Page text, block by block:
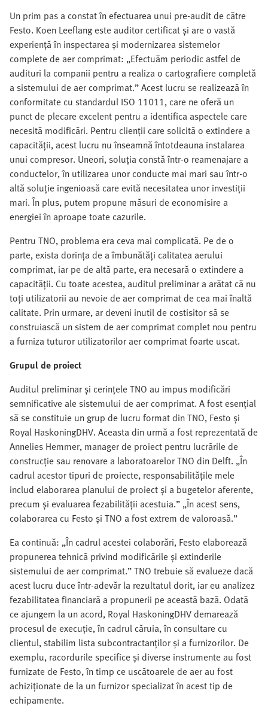
Un prim pas a constat în efectuarea unui pre-audit de către
Festo. Koen Leeflang este auditor certificat și are o vastă
experiență în inspectarea și modernizarea sistemelor
complete de aer comprimat: „Efectuăm periodic astfel de
audituri la companii pentru a realiza o cartografiere completă
a sistemului de aer comprimat.” Acest lucru se realizează în
conformitate cu standardul ISO 11011, care ne oferă un
punct de plecare excelent pentru a identifica aspectele care
necesită modificări. Pentru clienții care solicită o extindere a
capacității, acest lucru nu înseamnă întotdeauna instalarea
unui compresor. Uneori, soluția constă într-o reamenajare a
conductelor, în utilizarea unor conducte mai mari sau într-o
altă soluție ingenioasă care evită necesitatea unor investiții
mari. În plus, putem propune măsuri de economisire a
energiei în aproape toate cazurile.
Pentru TNO, problema era ceva mai complicată. Pe de o
parte, exista dorința de a îmbunătăți calitatea aerului
comprimat, iar pe de altă parte, era necesară o extindere a
capacității. Cu toate acestea, auditul preliminar a arătat că nu
toți utilizatorii au nevoie de aer comprimat de cea mai înaltă
calitate. Prin urmare, ar deveni inutil de costisitor să se
construiască un sistem de aer comprimat complet nou pentru
a furniza tuturor utilizatorilor aer comprimat foarte uscat.
Grupul de proiect
Auditul preliminar și cerințele TNO au impus modificări
semnificative ale sistemului de aer comprimat. A fost esențial
să se constituie un grup de lucru format din TNO, Festo și
Royal HaskoningDHV. Aceasta din urmă a fost reprezentată de
Annelies Hemmer, manager de proiect pentru lucrările de
construcție sau renovare a laboratoarelor TNO din Delft. „În
cadrul acestor tipuri de proiecte, responsabilitățile mele
includ elaborarea planului de proiect și a bugetelor aferente,
precum și evaluarea fezabilității acestuia.” „În acest sens,
colaborarea cu Festo și TNO a fost extrem de valoroasă.”
Ea continuă: „În cadrul acestei colaborări, Festo elaborează
propunerea tehnică privind modificările și extinderile
sistemului de aer comprimat.” TNO trebuie să evalueze dacă
acest lucru duce într-adevăr la rezultatul dorit, iar eu analizez
fezabilitatea financiară a propunerii pe această bază. Odată
ce ajungem la un acord, Royal HaskoningDHV demarează
procesul de execuție, în cadrul căruia, în consultare cu
clientul, stabilim lista subcontractanților și a furnizorilor. De
exemplu, racordurile specifice și diverse instrumente au fost
furnizate de Festo, în timp ce uscătoarele de aer au fost
achiziționate de la un furnizor specializat în acest tip de
echipamente.